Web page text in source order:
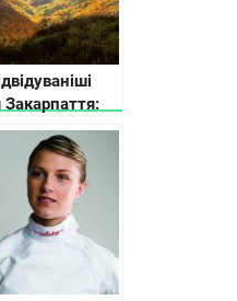
Закарпаття:
всього
зустріти